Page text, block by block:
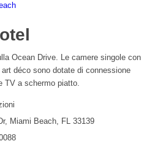
Ocean Drive. Le camere singole con
déco sono dotate di connessione
TV a schermo piatto.
Miami Beach, FL 33139